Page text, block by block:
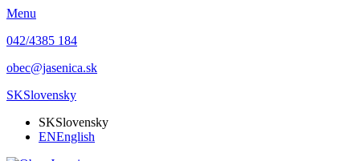
Menu
042/4385 184
obec@jasenica.sk
SKSlovensky
SKSlovensky
ENEnglish